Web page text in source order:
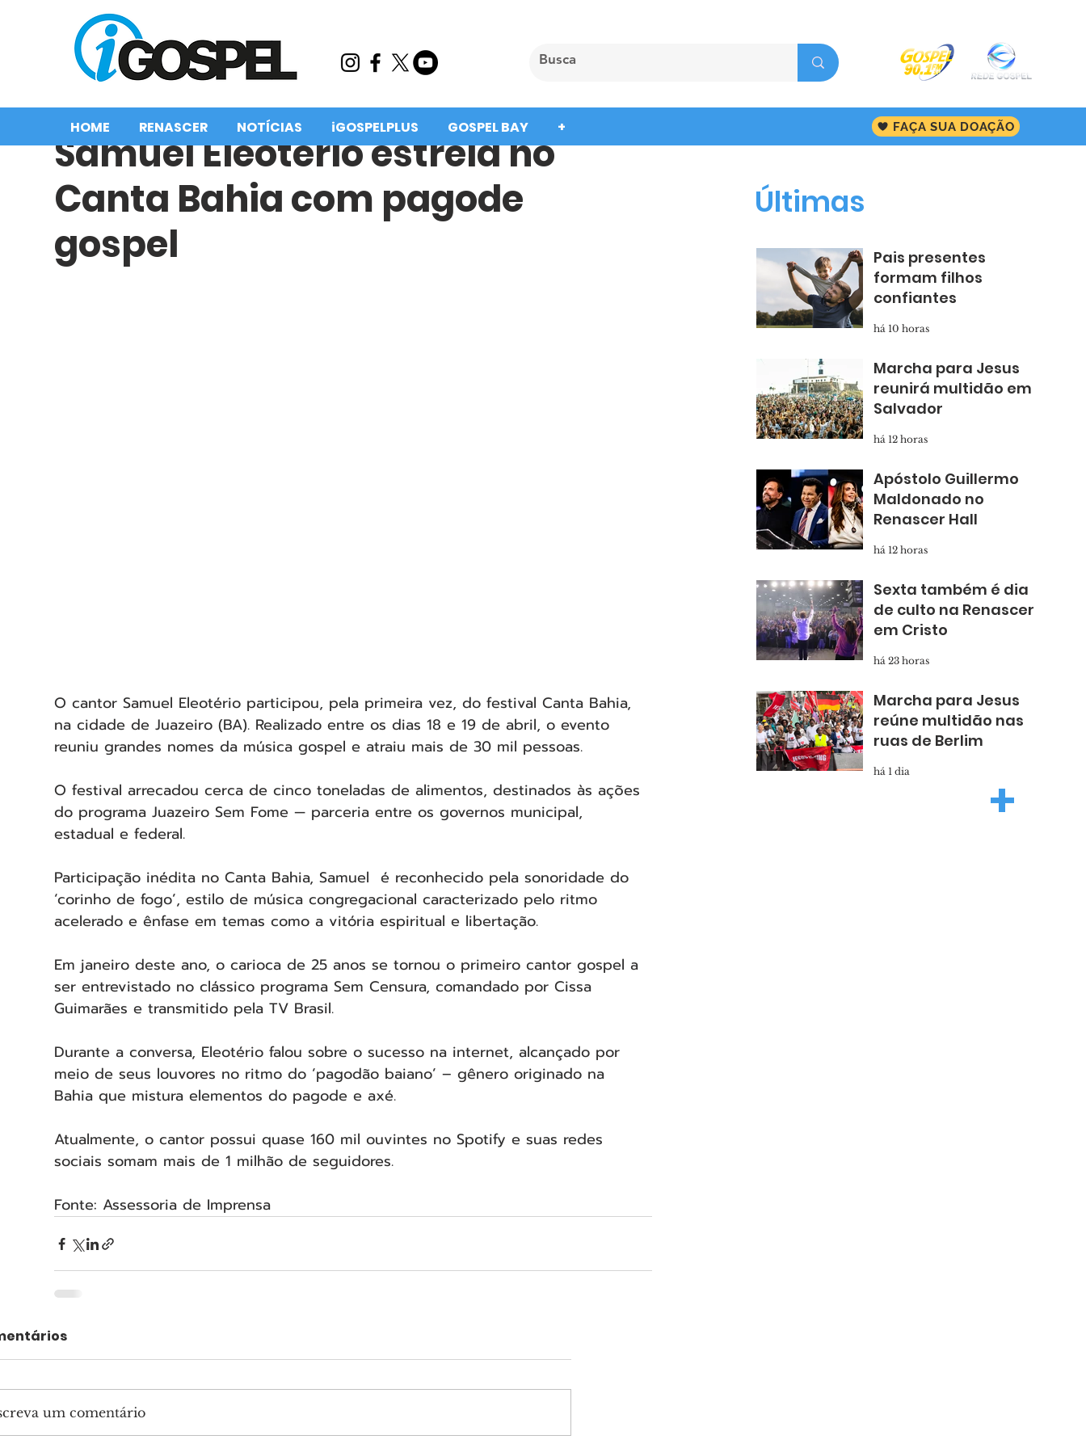
HOME RENASCER NOTÍCIAS iGOSPELPLUS GOSPEL BAY + FAÇA SUA DOAÇÃO
Samuel Eleotério estreia no
Canta Bahia com pagode
gospel
O cantor Samuel Eleotério participou, pela primeira vez, do festival Canta Bahia,
na cidade de Juazeiro (BA). Realizado entre os dias 18 e 19 de abril, o evento
reuniu grandes nomes da música gospel e atraiu mais de 30 mil pessoas.
O festival arrecadou cerca de cinco toneladas de alimentos, destinados às ações
do programa Juazeiro Sem Fome — parceria entre os governos municipal,
estadual e federal.
Participação inédita no Canta Bahia, Samuel  é reconhecido pela sonoridade do
‘corinho de fogo’, estilo de música congregacional caracterizado pelo ritmo
acelerado e ênfase em temas como a vitória espiritual e libertação.
Em janeiro deste ano, o carioca de 25 anos se tornou o primeiro cantor gospel a
ser entrevistado no clássico programa Sem Censura, comandado por Cissa
Guimarães e transmitido pela TV Brasil.
Durante a conversa, Eleotério falou sobre o sucesso na internet, alcançado por
meio de seus louvores no ritmo do ‘pagodão baiano’ – gênero originado na
Bahia que mistura elementos do pagode e axé.
Atualmente, o cantor possui quase 160 mil ouvintes no Spotify e suas redes
sociais somam mais de 1 milhão de seguidores.
Fonte: Assessoria de Imprensa
um comentário
Pais presentes
formam filhos
confiantes
há 10 horas
Marcha para Jesus
reunirá multidão em
Salvador
há 12 horas
Apóstolo Guillermo
Maldonado no
Renascer Hall
há 12 horas
Sexta também é dia
de culto na Renascer
em Cristo
há 23 horas
Marcha para Jesus
reúne multidão nas
ruas de Berlim
há 1 dia
Últimas
+